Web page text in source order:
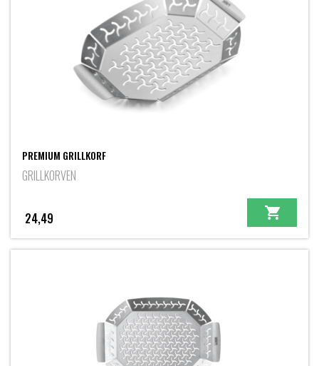
PREMIUM GRILLKORF
GRILLKORVEN
24,49